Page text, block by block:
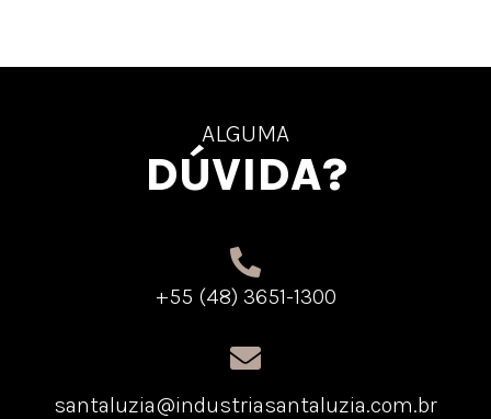
ALGUMA
DÚVIDA?
+55 (48) 3651-1300
santaluzia@industriasantaluzia.com.br